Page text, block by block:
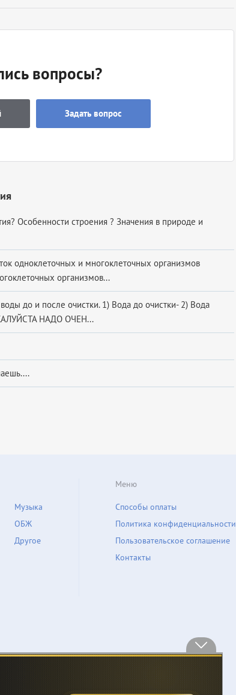
вопросы?
Задать вопрос
Особенности строения ? Значения в природе и
одноклеточных и многоклеточных организмов
организмов...
до и после очистки. 1) Вода до очистки- 2) Вода
НАДО ОЧЕН...
Музыка
ОБЖ
Другое
Меню
Способы оплаты
Политика конфиденциальности
Пользовательское соглашение
Контакты